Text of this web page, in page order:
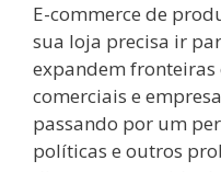
E-commerce de
sua loja precisa ir
expandem
comerciais e
passando por um
políticas e outros